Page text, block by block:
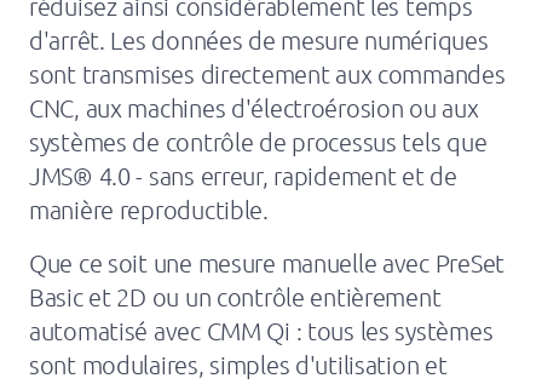
réduisez ainsi considérablement les temps
d'arrêt. Les données de mesure numériques
sont transmises directement aux commandes
CNC, aux machines d'électroérosion ou aux
systèmes de contrôle de processus tels que
JMS® 4.0 - sans erreur, rapidement et de
manière reproductible.
Que ce soit une mesure manuelle avec PreSet
Basic et 2D ou un contrôle entièrement
automatisé avec CMM Qi : tous les systèmes
sont modulaires, simples d'utilisation et